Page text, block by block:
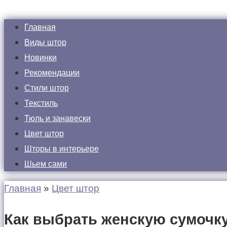
Главная
Виды штор
Новинки
Рекомендации
Стили штор
Текстиль
Тюль и занавески
Цвет штор
Шторы в интерьере
Шьем сами
Главная » Цвет штор
Как выбрать женскую